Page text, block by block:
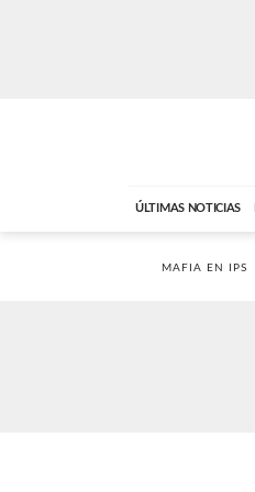
ÚLTIMAS NOTICIAS
MAFIA EN IPS